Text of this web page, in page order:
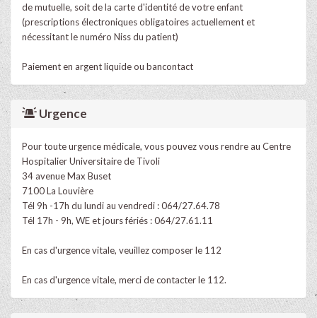
de mutuelle, soit de la carte d'identité de votre enfant
(prescriptions électroniques obligatoires actuellement et
nécessitant le numéro Niss du patient)
Paiement en argent liquide ou bancontact
Urgence
Pour toute urgence médicale, vous pouvez vous rendre au Centre
Hospitalier Universitaire de Tivoli
34 avenue Max Buset
7100 La Louvière
Tél 9h -17h du lundi au vendredi : 064/27.64.78
Tél 17h - 9h, WE et jours fériés : 064/27.61.11
En cas d'urgence vitale, veuillez composer le 112
En cas d'urgence vitale, merci de contacter le 112.